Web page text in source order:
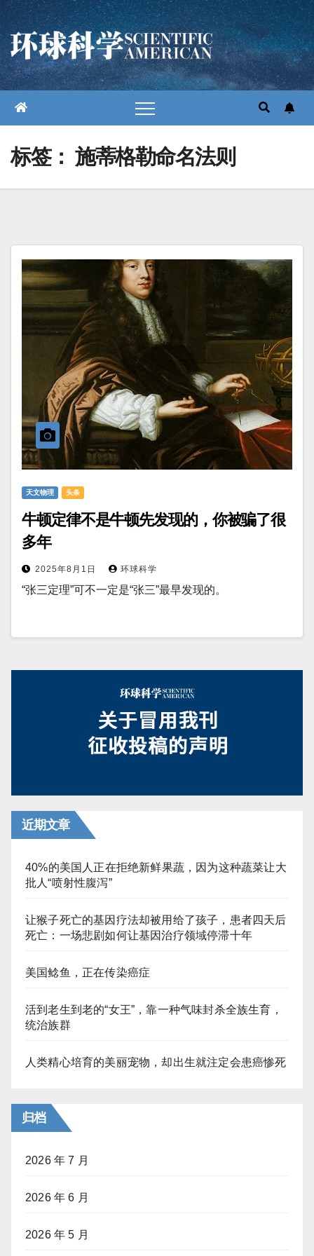
跳
至
内
容
标签： 施蒂格勒命名法则
天文物理 头条
牛顿定律不是牛顿先发现的，你被骗了很
多年
2025年8月1日 环球科学
“张三定理”可不一定是“张三”最早发现的。
近期文章
40%的美国人正在拒绝新鲜果蔬，因为这种蔬菜让大
批人“喷射性腹泻”
让猴子死亡的基因疗法却被用给了孩子，患者四天后
死亡：一场悲剧如何让基因治疗领域停滞十年
美国鲶鱼，正在传染癌症
活到老生到老的“女王”，靠一种气味封杀全族生育，
统治族群
人类精心培育的美丽宠物，却出生就注定会患癌惨死
归档
2026 年 7 月
2026 年 6 月
2026 年 5 月